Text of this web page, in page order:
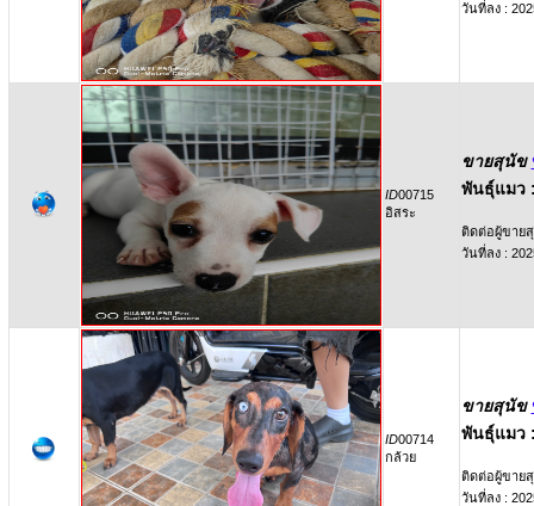
วันที่ลง :
ID00715
อิสระ
ขายสุนัข
พันธุ์แมว
ติดต่อผู้ขาย
วันที่ลง :
ID00714
กล้วย
ขายสุนัข
พันธุ์แมว
ติดต่อผู้ขาย
วันที่ลง :